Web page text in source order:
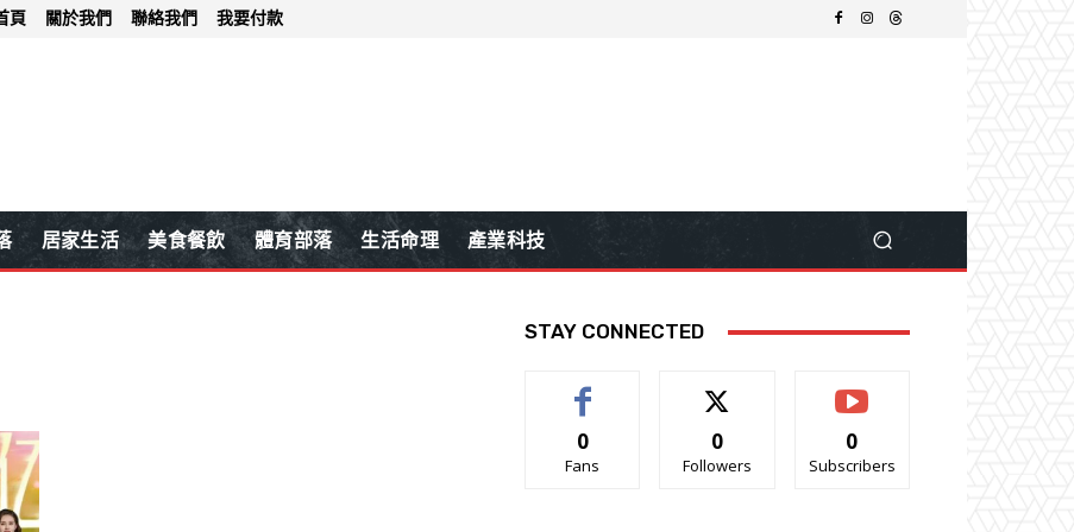
頁 關於我們 聯絡我們 我要付款
居家生活 美食餐飲 體育部落 生活命理 產業科技
STAY CONNECTED
0
Fans
0
Followers
0
Subscribers